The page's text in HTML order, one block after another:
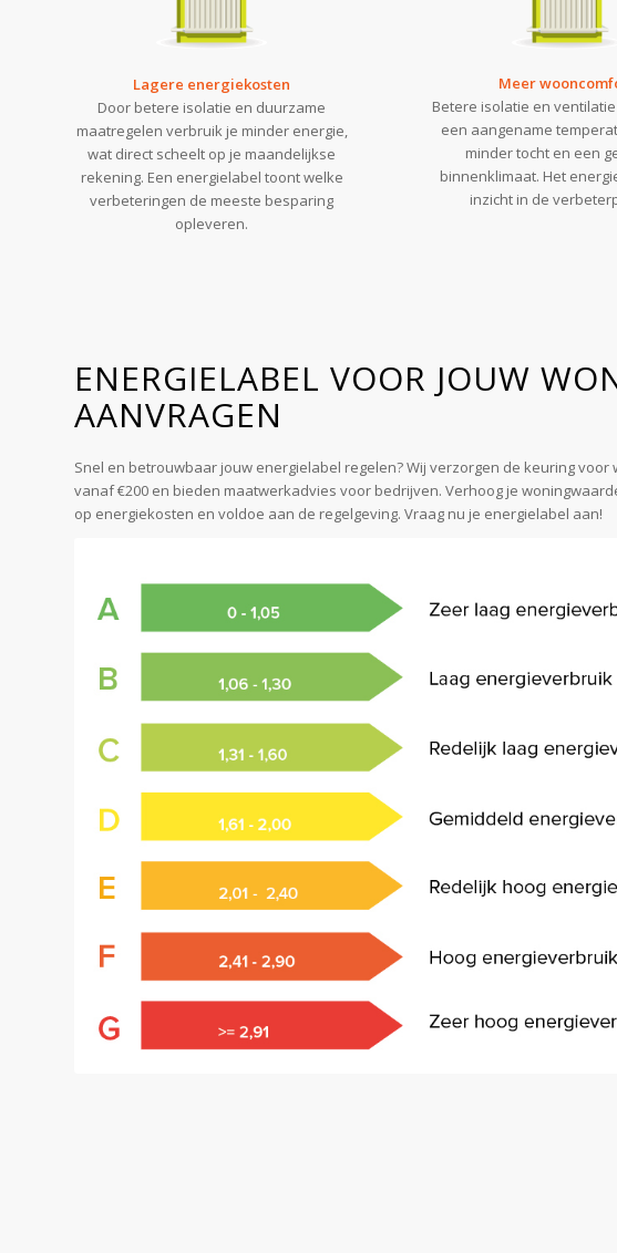
Lagere energiekosten
Door betere isolatie en duurzame
maatregelen verbruik je minder energie,
wat direct scheelt op je maandelijkse
rekening. Een energielabel toont welke
verbeteringen de meeste besparing
opleveren.
Meer
Betere isolatie en
een aangename
minder tocht en een
binnenklimaat. Het
inzicht in de
ENERGIELABEL VOOR JOUW
AANVRAGEN
Snel en betrouwbaar jouw energielabel regelen? Wij verzorgen de keuring voor
vanaf €200 en bieden maatwerkadvies voor bedrijven. Verhoog je
op energiekosten en voldoe aan de regelgeving. Vraag nu je energielabel aan!